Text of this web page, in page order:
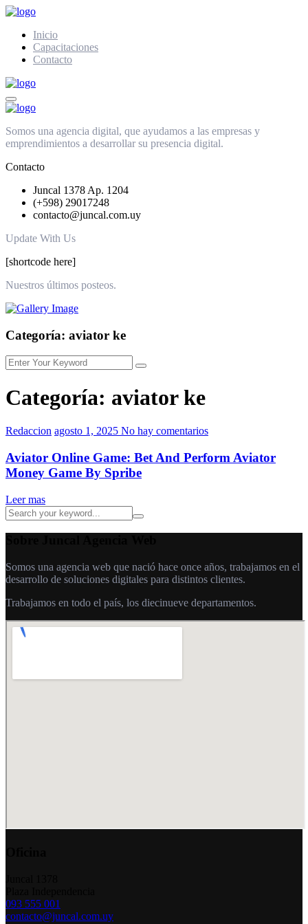
Inicio
Capacitaciones
Contacto
Somos una agencia digital, que ayudamos a las empresas y
emprendimientos a desarrollar su presencia digital.
Contacto
Juncal 1378 Ap. 1204
(+598) 29017248
contacto@juncal.com.uy
Update With Us
[shortcode here]
Nuestros últimos posteos.
Categoría: aviator ke
Categoría: aviator ke
Redaccion agosto 1, 2025 No hay comentarios
Aviator Online Game: Bet And Perform Aviator
Money Game By Spribe
Leer mas
Somos una agencia web que nació hace once años, trabajamos en el
desarrollo de soluciones digitales para distintos clientes.
Trabajamos en todo el país, los diecinueve departamentos.
093 555 001
contacto@juncal.com.uy